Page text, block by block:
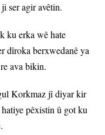
ser agir avêtin.
ku erka wê hate
dîroka berxwedanê ya
ava bikin.
Korkmaz jî diyar kir
pêxistin û got ku